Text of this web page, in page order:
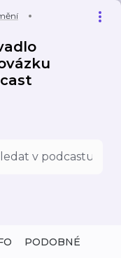
PODOBNÉ